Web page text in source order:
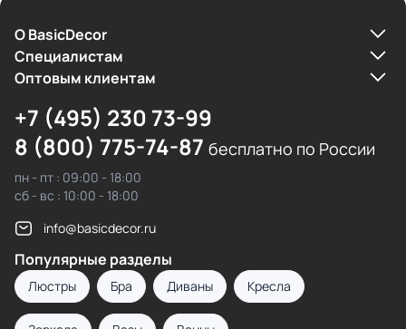
О BasicDecor
Cпециалистам
Оптовым клиентам
+7 (495) 230 73-99
8 (800) 775-74-87 бесплатно по России
пн - пт : 09:00 - 18:00
сб - вс : 10:00 - 18:00
info@basicdecor.ru
Популярные разделы
Люстры Бра Диваны Кресла